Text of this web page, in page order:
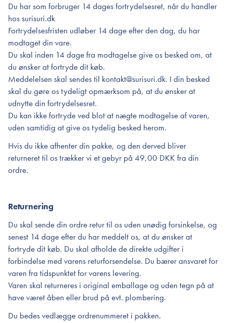
Du har som forbruger 14 dages fortrydelsesret, når du handler
hos surisuri.dk
Fortrydelsesfristen udløber 14 dage efter den dag, du har
modtaget din vare.
Du skal inden 14 dage fra modtagelse give os besked om, at
du ønsker at fortryde dit køb.
Meddelelsen skal sendes til kontakt@surisuri.dk. I din besked
skal du gøre os tydeligt opmærksom på, at du ønsker at
udnytte din fortrydelsesret.
Du kan ikke fortryde ved blot at nægte modtagelse af varen,
uden samtidig at give os tydelig besked herom.
Hvis du ikke afhenter din pakke, og den derved bliver
returneret til os trækker vi et gebyr på 49,00 DKK fra din
ordre.
Returnering
Du skal sende din ordre retur til os uden unødig forsinkelse, og
senest 14 dage efter du har meddelt os, at du ønsker at
fortryde dit køb. Du skal afholde de direkte udgifter i
forbindelse med varens returforsendelse. Du bærer ansvaret for
varen fra tidspunktet for varens levering.
Varen skal returneres i original emballage og uden tegn på at
have været åben eller brud på evt. plombering.
Du bedes vedlægge ordrenummeret i pakken.